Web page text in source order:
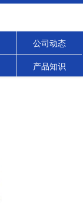
公司动态
产品知识